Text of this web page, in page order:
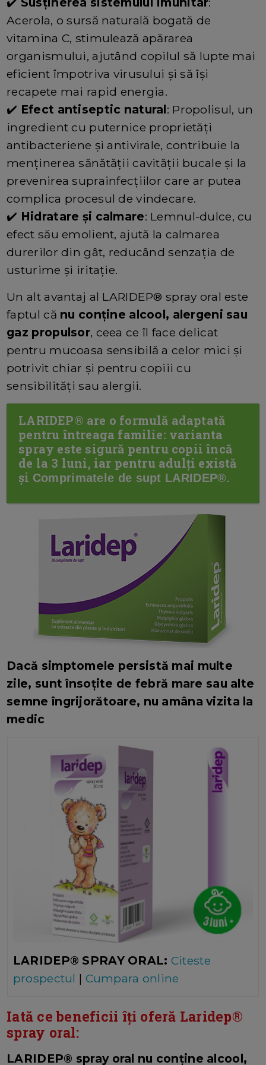
Acerola, o sursă naturală bogată de
vitamina C, stimulează apărarea
organismului, ajutând copilul să lupte mai
eficient împotriva virusului și să își
recapete mai rapid energia.
✔️ Efect antiseptic natural: Propolisul, un
ingredient cu puternice proprietăți
antibacteriene și antivirale, contribuie la
menținerea sănătății cavității bucale și la
prevenirea suprainfecțiilor care ar putea
complica procesul de vindecare.
✔️ Hidratare și calmare: Lemnul-dulce, cu
efect său emolient, ajută la calmarea
durerilor din gât, reducând senzația de
usturime și iritație.
Un alt avantaj al LARIDEP® spray oral este
faptul că nu conține alcool, alergeni sau
gaz propulsor, ceea ce îl face delicat
pentru mucoasa sensibilă a celor mici și
potrivit chiar și pentru copiii cu
sensibilități sau alergii.
LARIDEP® are o formulă adaptată
pentru întreaga familie: varianta
spray este sigură pentru copii încă
de la 3 luni, iar pentru adulți există
și Comprimatele de supt LARIDEP®.
Dacă simptomele persistă mai multe
zile, sunt însoțite de febră mare sau alte
semne îngrijorătoare, nu amâna vizita la
medic
LARIDEP® SPRAY ORAL: Citeste
prospectul | Cumpara online
Iată ce beneficii îți oferă Laridep®
spray oral:
LARIDEP® spray oral nu conține alcool,